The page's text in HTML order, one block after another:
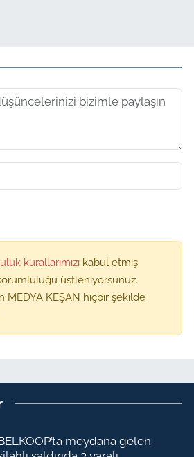
kurallarımızı kabul etmiş
üstleniyorsunuz.
MEDYA KEŞAN hiçbir şekilde
meydana gelen